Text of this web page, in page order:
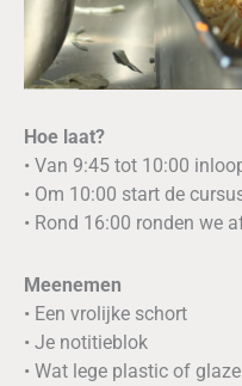
Hoe laat?
• Van 9:45 tot 10:00
• Om 10:00 start de
• Rond 16:00 ronden we
Meenemen
• Een vrolijke schort
• Je notitieblok
• Wat lege plastic of